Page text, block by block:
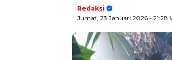
Redaksi
Jumat, 23 Januari 2026 - 21:28